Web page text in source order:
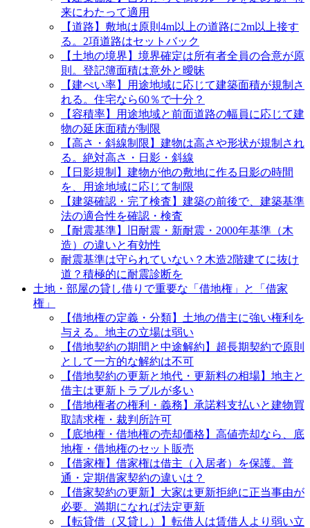
来にわたって適用
【道路】敷地は原則4m以上の道路に2m以上接す
る。2項道路はセットバック
【土地の境界】境界確定は所有者全員の合意が原
則。登記簿面積は意外と曖昧
【建ぺい率】用途地域に応じて建築面積が規制さ
れる。住宅なら60％で十分？
【容積率】用途地域と前面道路の幅員に応じて建
物の延床面積が制限
【高さ・斜線制限】建物は高さや形状が規制され
る。絶対高さ・日影・斜線
【日影規制】建物が他の敷地に作る日影の時間
を、用途地域に応じて制限
【建築確認・完了検査】建築の前後で、建築基準
法の適合性を確認・検査
【耐震基準】旧耐震・新耐震・2000年基準（木
造）の違いと有効性
耐震基準は守られていない？木造2階建てに抜け
道？積極的に耐震診断を
土地・部屋の貸し借りで重要な「借地権」と「借家
権」
【借地権の定義・分類】土地の借主に強い権利を
与える。地主の立場は弱い
【借地契約の期間と中途解約】超長期契約で原則
として一方的な解約は不可
【借地契約の更新と地代・更新料の相場】地主と
借主は更新トラブルが多い
【借地権者の権利・義務】承諾料支払いと建物買
取請求権・裁判所許可
【底地権・借地権の売却価格】高値売却なら、底
地権・借地権のセット販売
【借家権】借家権は借主（入居者）を保護。普
通・定期借家契約の違いは？
【借家契約の更新】大家は更新拒絶に正当事由が
必要。満期になれば法定更新
【転貸借（又貸し）】転借人は賃借人より弱い立